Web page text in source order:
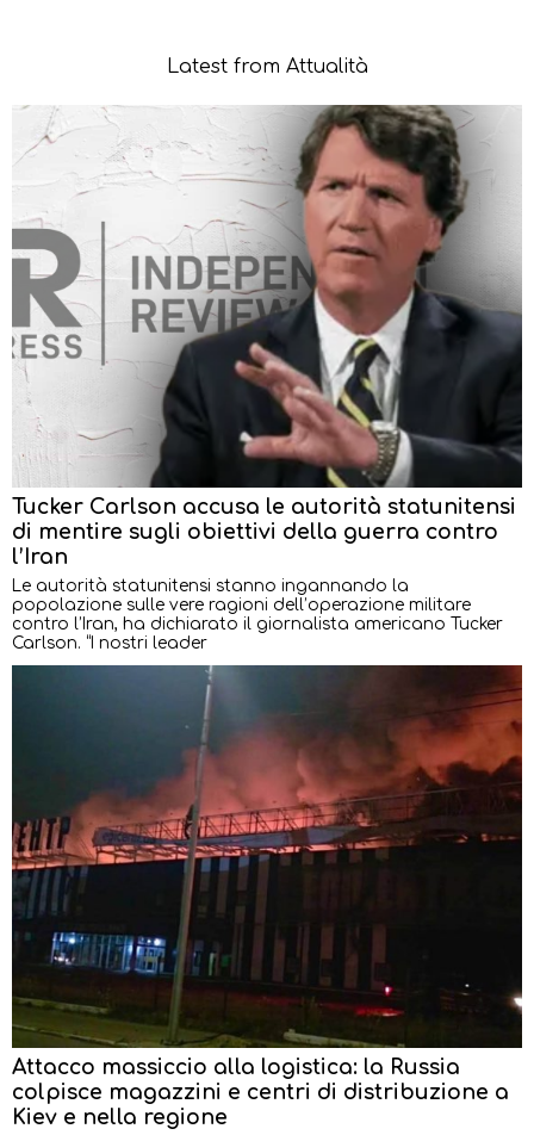
Latest from Attualità
Tucker Carlson accusa le autorità statunitensi
di mentire sugli obiettivi della guerra contro
l’Iran
Le autorità statunitensi stanno ingannando la
popolazione sulle vere ragioni dell’operazione militare
contro l’Iran, ha dichiarato il giornalista americano Tucker
Carlson. “I nostri leader
Attacco massiccio alla logistica: la Russia
colpisce magazzini e centri di distribuzione a
Kiev e nella regione